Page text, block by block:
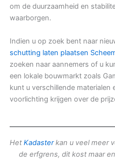
om de duurzaamheid en
waarborgen.
Indien u op zoek bent naar
schutting laten plaatsen
zoeken naar aannemers of u
een lokale bouwmarkt zoals
kunt u verschillende materialen
voorlichting krijgen over de
Het Kadasterkan u veel meer
de erfgrens, dit kost maar